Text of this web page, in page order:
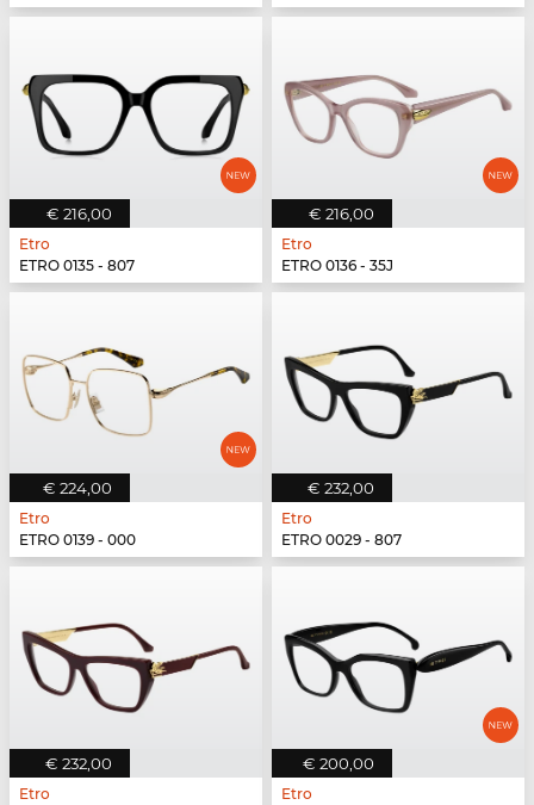
€ 216,00
Etro
ETRO 0135 - 807
€ 216,00
Etro
ETRO 0136 - 35J
€ 224,00
Etro
ETRO 0139 - 000
€ 232,00
Etro
ETRO 0029 - 807
€ 232,00
Etro
€ 200,00
Etro